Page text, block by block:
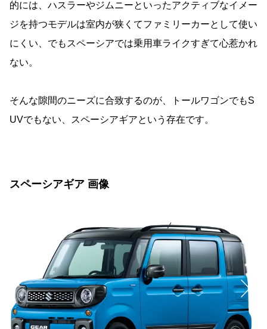
的には、ハスラーやジムニーといったアクティブなイメー
ジを持つモデルは室内が狭くてファミリーカーとして使い
にくい、でもスペーシアでは乗用車ライクすぎて心惹かれ
ない。
そんな隙間のニーズに合致するのが、トールワゴンでもS
UVでもない、スペーシアギアという存在です。
スペーシアギア 画像